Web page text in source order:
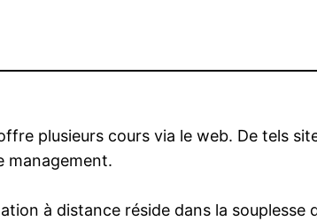
plusieurs cours via le web. De tels
management.
à distance réside dans la